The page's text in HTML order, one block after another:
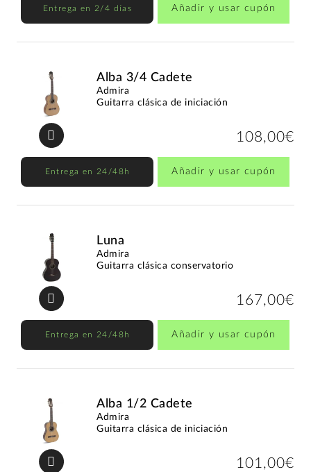
Entrega en 2/4 días Añadir y usar cupón
Alba 3/4 Cadete
Admira
Guitarra clásica de iniciación
108,00€
Entrega en 24/48h Añadir y usar cupón
Luna
Admira
Guitarra clásica conservatorio
167,00€
Entrega en 24/48h Añadir y usar cupón
Alba 1/2 Cadete
Admira
Guitarra clásica de iniciación
101,00€